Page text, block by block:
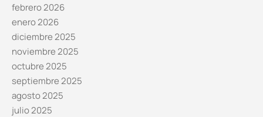
febrero 2026
enero 2026
diciembre 2025
noviembre 2025
octubre 2025
septiembre 2025
agosto 2025
julio 2025